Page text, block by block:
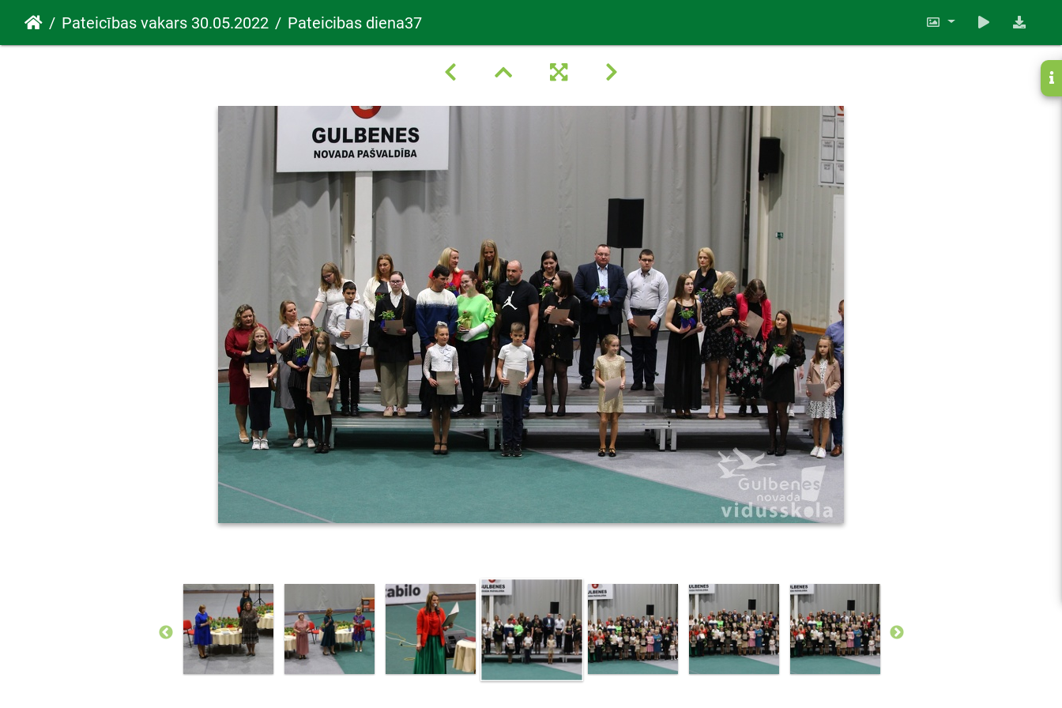
Pateicības vakars 30.05.2022 Pateicibas diena37